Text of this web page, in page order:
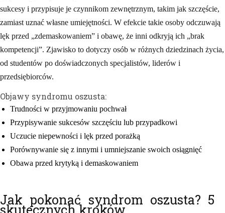
sukcesy i przypisuje je czynnikom zewnętrznym, takim jak szczęście,
zamiast uznać własne umiejętności. W efekcie takie osoby odczuwają
lęk przed „zdemaskowaniem” i obawę, że inni odkryją ich „brak
kompetencji”. Zjawisko to dotyczy osób w różnych dziedzinach życia,
od studentów po doświadczonych specjalistów, liderów i
przedsiębiorców.
Objawy syndromu oszusta:
Trudności w przyjmowaniu pochwał
Przypisywanie sukcesów szczęściu lub przypadkowi
Uczucie niepewności i lęk przed porażką
Porównywanie się z innymi i umniejszanie swoich osiągnięć
Obawa przed krytyką i demaskowaniem
Jak pokonać syndrom oszusta? 5